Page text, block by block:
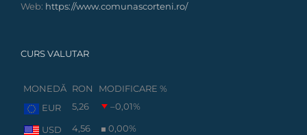
Web: https://www.comunascorteni.ro/
CURS VALUTAR
MONEDĂ RON
MODIFICARE %
EUR
5,26 –0,01%
USD 4,56 0,00%